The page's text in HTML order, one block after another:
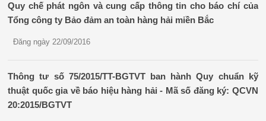
Quy chế phát ngôn và cung cấp thông tin cho báo chí của
Tổng công ty Bảo đảm an toàn hàng hải miền Bắc
Đăng ngày 22/09/2016
Thông tư số 75/2015/TT-BGTVT ban hành Quy chuẩn kỹ
thuật quốc gia về báo hiệu hàng hải - Mã số đăng ký: QCVN
20:2015/BGTVT